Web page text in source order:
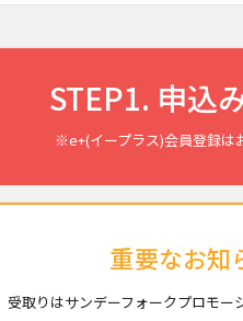
STEP1. 申込
※e+(イープラス)会員登録は
重要なお知
取りはサンデーフォークプロモ